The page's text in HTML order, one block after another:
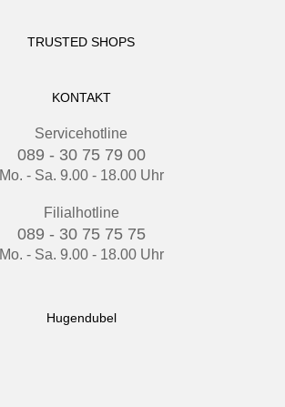
TRUSTED SHOPS
KONTAKT
Servicehotline
089 - 30 75 79 00
Mo. - Sa. 9.00 - 18.00 Uhr
Filialhotline
089 - 30 75 75 75
Mo. - Sa. 9.00 - 18.00 Uhr
Hugendubel